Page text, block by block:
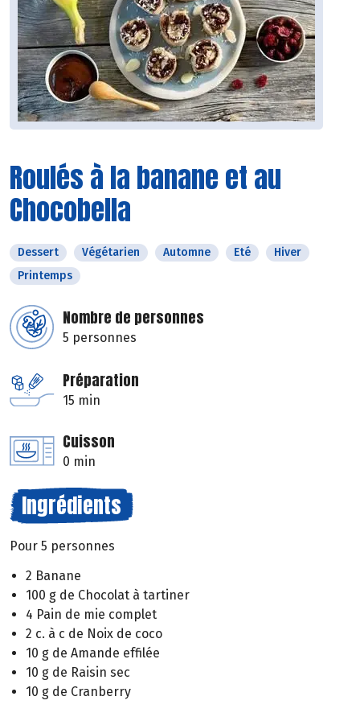
Roulés à la banane et au
Chocobella
Dessert Végétarien Automne Eté
Hiver
Printemps
Nombre de personnes
5 personnes
Préparation
15 min
Cuisson
0 min
Ingrédients
Pour 5 personnes
2 Banane
100 g de Chocolat à tartiner
4 Pain de mie complet
2 c. à c de Noix de coco
10 g de Amande effilée
10 g de Raisin sec
10 g de Cranberry